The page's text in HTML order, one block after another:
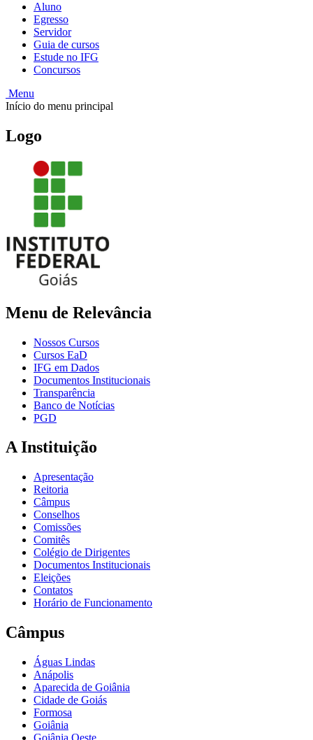
Aluno
Egresso
Servidor
Guia de cursos
Estude no IFG
Concursos
Menu
Início do menu principal
Logo
Menu de Relevância
Nossos Cursos
Cursos EaD
IFG em Dados
Documentos Institucionais
Transparência
Banco de Notícias
PGD
A Instituição
Apresentação
Reitoria
Câmpus
Conselhos
Comissões
Comitês
Colégio de Dirigentes
Documentos Institucionais
Eleições
Contatos
Horário de Funcionamento
Câmpus
Águas Lindas
Anápolis
Aparecida de Goiânia
Cidade de Goiás
Formosa
Goiânia